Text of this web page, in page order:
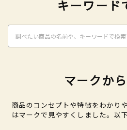
キーワード
マークか
商品のコンセプトや特徴をわかり
はマークで見やすくしました。以